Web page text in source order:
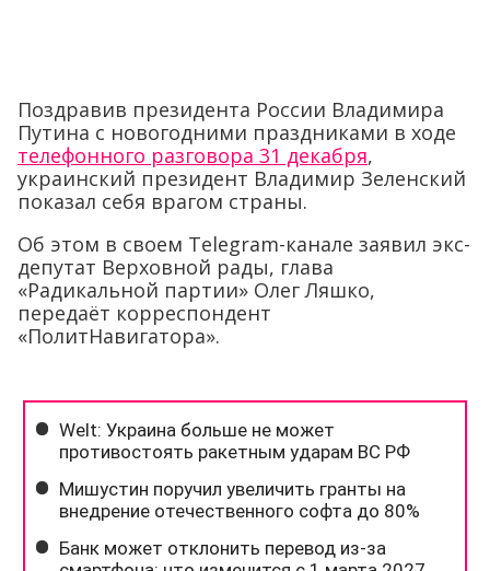
Поздравив президента России Владимира
Путина с новогодними праздниками в ходе
телефонного разговора 31 декабря,
украинский президент Владимир Зеленский
показал себя врагом страны.
Об этом в своем Telegram-канале заявил экс-
депутат Верховной рады, глава
«Радикальной партии» Олег Ляшко,
передаёт корреспондент
«ПолитНавигатора».